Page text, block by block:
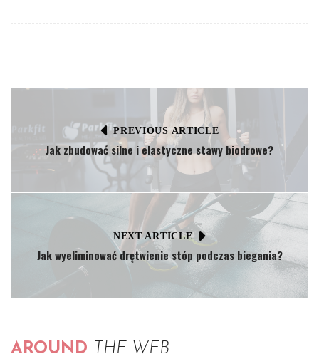
PREVIOUS ARTICLE
Jak zbudować silne i elastyczne stawy biodrowe?
NEXT ARTICLE
Jak wyeliminować drętwienie stóp podczas biegania?
AROUND THE WEB